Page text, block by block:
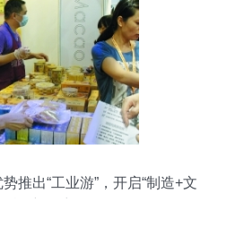
推出“工业游”，开启“制造+文